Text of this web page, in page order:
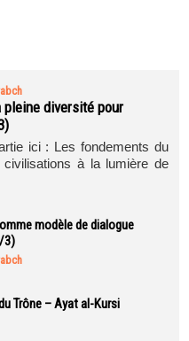
pleine diversité pour
ici : Les fondements du
civilisations à la lumière de
modèle de dialogue
3)
Trône – Ayat al-Kursi